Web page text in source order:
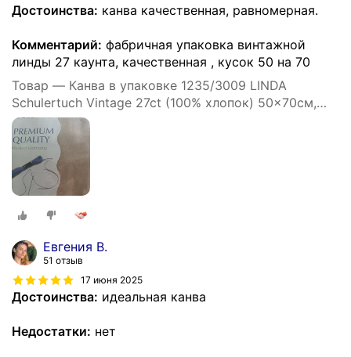
Достоинства: канва качественная, равномерная.
Комментарий: фабричная упаковка винтажной
линды 27 каунта, качественная , кусок 50 на 70
Товар — Канва в упаковке 1235/3009 LINDA
Schulertuch Vintage 27ct (100% хлопок) 50x70см,
бежевый винтаж
Евгения В.
51 отзыв
17 июня 2025
Достоинства: идеальная канва
Недостатки: нет